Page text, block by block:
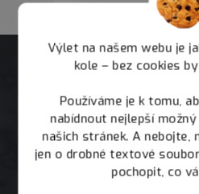
Výlet na našem webu je
kole – bez cookies
Používáme je k tomu,
nabídnout nejlepší
našich stránek. A nebojte,
jen o drobné textové
pochopit, co